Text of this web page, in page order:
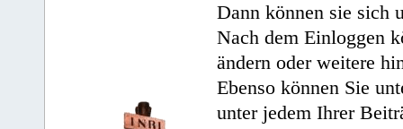
Dann können sie sich
Nach dem Einloggen
ändern oder weitere
Ebenso können Sie
unter jedem Ihrer